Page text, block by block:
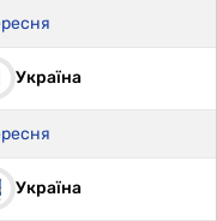
Україна
Україна